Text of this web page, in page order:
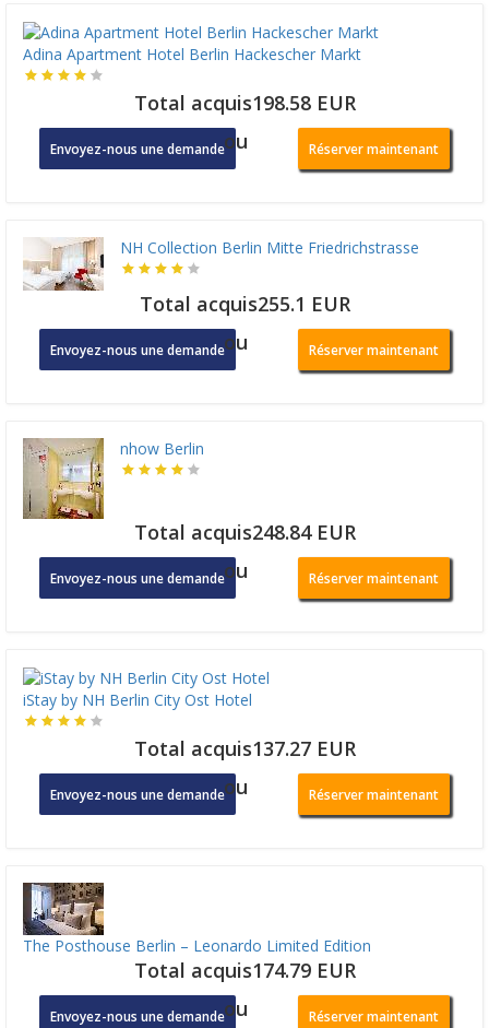
Adina Apartment Hotel Berlin Hackescher Markt
Total acquis198.58 EUR
Envoyez-nous une demandeou Réserver maintenant
NH Collection Berlin Mitte Friedrichstrasse
Total acquis255.1 EUR
Envoyez-nous une demandeou Réserver maintenant
nhow Berlin
Total acquis248.84 EUR
Envoyez-nous une demandeou Réserver maintenant
iStay by NH Berlin City Ost Hotel
Total acquis137.27 EUR
Envoyez-nous une demandeou Réserver maintenant
The Posthouse Berlin – Leonardo Limited Edition
Total acquis174.79 EUR
Envoyez-nous une demandeou Réserver maintenant